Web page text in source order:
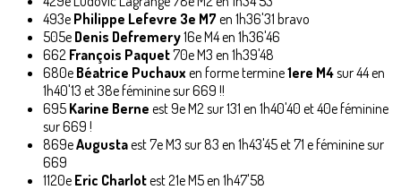
493e Philippe Lefevre 3e M7 en 1h36'31 bravo
505e Denis Defremery16e M4 en 1h36'46
662 François Paquet70e M3 en 1h39'48
680e Béatrice Puchaux en forme termine1ere M4sur 44 en
1h40'13 et 38e féminine sur 669 !!
695 Karine Berne est 9e M2 sur 131 en 1h40'40 et 40e féminine
sur 669 !
869eAugustaest 7e M3 sur 83 en 1h43'45 et 71 e féminine sur
669
1120e Eric Charlotest 21e M5 en 1h47'58